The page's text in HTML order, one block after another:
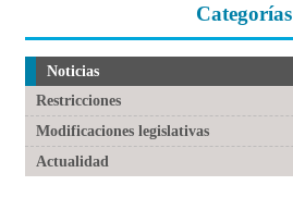
Categorías
Noticias
Restricciones
Modificaciones legislativas
Actualidad